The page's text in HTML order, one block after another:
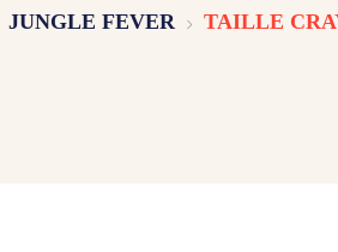
JUNGLE FEVER TAILLE